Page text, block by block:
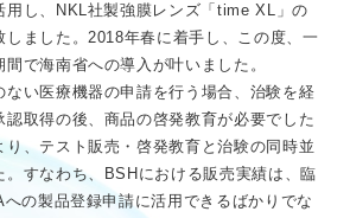
用し、NKL社製強膜レンズ「time XL」の
しました。2018年春に着手し、この度、一
で海南省への導入が叶いました。
ない医療機器の申請を行う場合、治験を経
認取得の後、商品の啓発教育が必要でした
り、テスト販売・啓発教育と治験の同時並
。すなわち、BSHにおける販売実績は、臨
の製品登録申請に活用できるばかりでな